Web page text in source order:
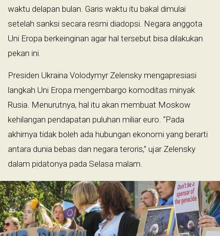
waktu delapan bulan. Garis waktu itu bakal dimulai
setelah sanksi secara resmi diadopsi. Negara anggota
Uni Eropa berkeinginan agar hal tersebut bisa dilakukan
pekan ini.
Presiden Ukraina Volodymyr Zelensky mengapresiasi
langkah Uni Eropa mengembargo komoditas minyak
Rusia. Menurutnya, hal itu akan membuat Moskow
kehilangan pendapatan puluhan miliar euro. “Pada
akhirnya tidak boleh ada hubungan ekonomi yang berarti
antara dunia bebas dan negara teroris,” ujar Zelensky
dalam pidatonya pada Selasa malam.